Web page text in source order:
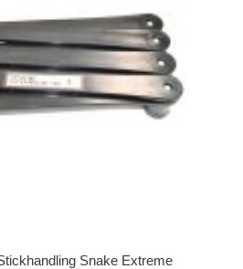
Snake Extreme